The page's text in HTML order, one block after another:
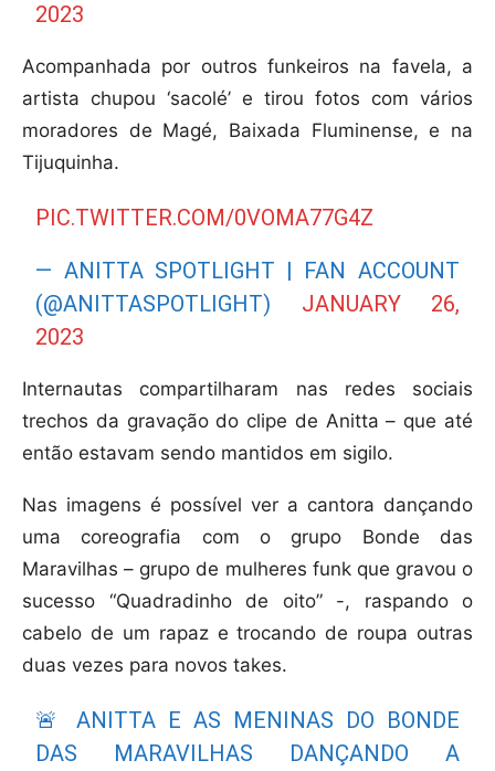
2023
Acompanhada por outros funkeiros na favela, a
artista chupou ‘sacolé’ e tirou fotos com vários
moradores de Magé, Baixada Fluminense, e na
Tijuquinha.
PIC.TWITTER.COM/0VOMA77G4Z
— ANITTA SPOTLIGHT | FAN ACCOUNT
(@ANITTASPOTLIGHT) JANUARY 26,
2023
Internautas compartilharam nas redes sociais
trechos da gravação do clipe de Anitta – que até
então estavam sendo mantidos em sigilo.
Nas imagens é possível ver a cantora dançando
uma coreografia com o grupo Bonde das
Maravilhas – grupo de mulheres funk que gravou o
sucesso “Quadradinho de oito” -, raspando o
cabelo de um rapaz e trocando de roupa outras
duas vezes para novos takes.
🚨 ANITTA E AS MENINAS DO BONDE
DAS MARAVILHAS DANÇANDO A